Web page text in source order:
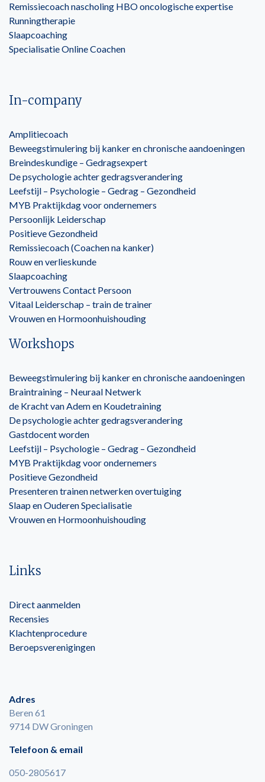
Remissiecoach nascholing HBO oncologische expertise
Runningtherapie
Slaapcoaching
Specialisatie Online Coachen
In-company
Amplitiecoach
Beweegstimulering bij kanker en chronische aandoeningen
Breindeskundige – Gedragsexpert
De psychologie achter gedragsverandering
Leefstijl – Psychologie – Gedrag – Gezondheid
MYB Praktijkdag voor ondernemers
Persoonlijk Leiderschap
Positieve Gezondheid
Remissiecoach (Coachen na kanker)
Rouw en verlieskunde
Slaapcoaching
Vertrouwens Contact Persoon
Vitaal Leiderschap – train de trainer
Vrouwen en Hormoonhuishouding
Workshops
Beweegstimulering bij kanker en chronische aandoeningen
Braintraining – Neuraal Netwerk
de Kracht van Adem en Koudetraining
De psychologie achter gedragsverandering
Gastdocent worden
Leefstijl – Psychologie – Gedrag – Gezondheid
MYB Praktijkdag voor ondernemers
Positieve Gezondheid
Presenteren trainen netwerken overtuiging
Slaap en Ouderen Specialisatie
Vrouwen en Hormoonhuishouding
Links
Direct aanmelden
Recensies
Klachtenprocedure
Beroepsverenigingen
Adres
Beren 61
9714 DW Groningen
Telefoon & email
050-2805617